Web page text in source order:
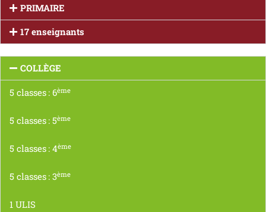
PRIMAIRE
17 enseignants
COLLÈGE
5 classes : 6ème
5 classes : 5ème
5 classes : 4ème
5 classes : 3ème
1 ULIS